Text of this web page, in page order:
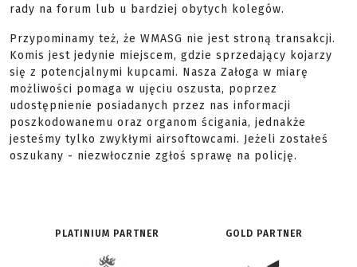
rady na forum lub u bardziej obytych kolegów.
Przypominamy też, że WMASG nie jest stroną transakcji.
Komis jest jedynie miejscem, gdzie sprzedający kojarzy
się z potencjalnymi kupcami. Nasza Załoga w miarę
możliwości pomaga w ujęciu oszusta, poprzez
udostępnienie posiadanych przez nas informacji
poszkodowanemu oraz organom ścigania, jednakże
jesteśmy tylko zwykłymi airsoftowcami. Jeżeli zostałeś
oszukany - niezwłocznie zgłoś sprawę na policję.
PLATINIUM PARTNER GOLD PARTNER